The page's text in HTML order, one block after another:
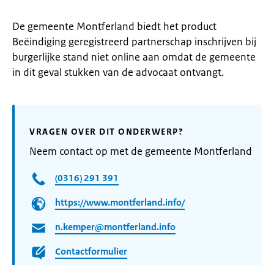
De gemeente Montferland biedt het product
Beëindiging geregistreerd partnerschap inschrijven bij
burgerlijke stand niet online aan omdat de gemeente
in dit geval stukken van de advocaat ontvangt.
VRAGEN OVER DIT ONDERWERP?
Neem contact op met de gemeente Montferland
(0316) 291 391
https://www.montferland.info/
n.kemper@montferland.info
Contactformulier